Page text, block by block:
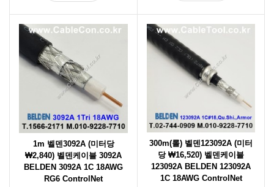
1m 벨덴3092A (미터당
₩2,840) 벨덴케이블 3092A
BELDEN 3092A 1C 18AWG
RG6 ControlNet
300m(롤) 벨덴123092A (미터
당 ₩16,520) 벨덴케이블
123092A BELDEN 123092A
1C 18AWG ControlNet